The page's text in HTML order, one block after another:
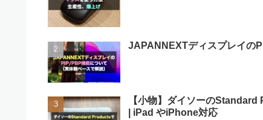
JAPANNEXTディスプレイの
【小物】ダイソーの
| iPad やiPhone対応